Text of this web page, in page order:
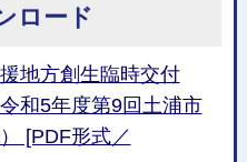
ロード
地方創生臨時交付
和5年度第9回土浦市
[PDF形式／